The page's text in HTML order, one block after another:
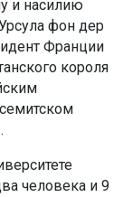
и насилию
фон дер
Франции
короля
человека и 9